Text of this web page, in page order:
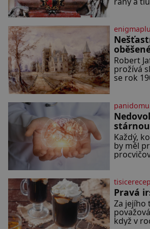
svého
kopy
otevřít a
raději
vodou.
Když o
Robert
prožívá
se rok
událost
Každý,
by měl
Možná
kolegy z
v paměti
kterou
přečetli.
Pravá
Za jejího
když v